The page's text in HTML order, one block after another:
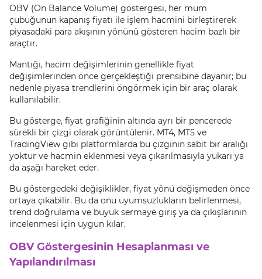
OBV (On Balance Volume) göstergesi, her mum
çubuğunun kapanış fiyatı ile işlem hacmini birleştirerek
piyasadaki para akışının yönünü gösteren hacim bazlı bir
araçtır.
Mantığı, hacim değişimlerinin genellikle fiyat
değişimlerinden önce gerçekleştiği prensibine dayanır; bu
nedenle piyasa trendlerini öngörmek için bir araç olarak
kullanılabilir.
Bu gösterge, fiyat grafiğinin altında ayrı bir pencerede
sürekli bir çizgi olarak görüntülenir. MT4, MT5 ve
TradingView gibi platformlarda bu çizginin sabit bir aralığı
yoktur ve hacmin eklenmesi veya çıkarılmasıyla yukarı ya
da aşağı hareket eder.
Bu göstergedeki değişiklikler, fiyat yönü değişmeden önce
ortaya çıkabilir. Bu da onu uyumsuzlukların belirlenmesi,
trend doğrulama ve büyük sermaye giriş ya da çıkışlarının
incelenmesi için uygun kılar.
OBV Göstergesinin Hesaplanması ve
Yapılandırılması